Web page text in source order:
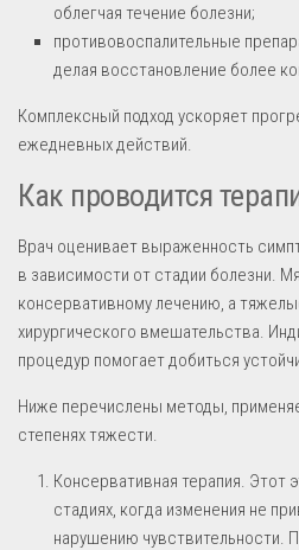
облегчая течение болезни;
противовоспалительные
делая восстановление более
Комплексный подход ускоряет
ежедневных действий.
Как проводится
Врач оценивает выраженность
в зависимости от стадии болезни.
консервативному лечению, а
хирургического вмешательства.
процедур помогает добиться
Ниже перечислены методы,
степенях тяжести.
Консервативная терапия. Этот
стадиях, когда изменения не
нарушению чувствительности.